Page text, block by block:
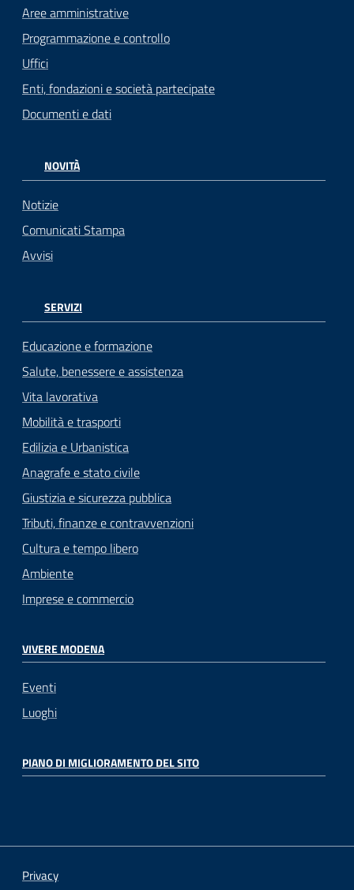
Aree amministrative
Programmazione e controllo
Uffici
Enti, fondazioni e società partecipate
Documenti e dati
NOVITÀ
Notizie
Comunicati Stampa
Avvisi
SERVIZI
Educazione e formazione
Salute, benessere e assistenza
Vita lavorativa
Mobilità e trasporti
Edilizia e Urbanistica
Anagrafe e stato civile
Giustizia e sicurezza pubblica
Tributi, finanze e contravvenzioni
Cultura e tempo libero
Ambiente
Imprese e commercio
VIVERE MODENA
Eventi
Luoghi
PIANO DI MIGLIORAMENTO DEL SITO
Privacy